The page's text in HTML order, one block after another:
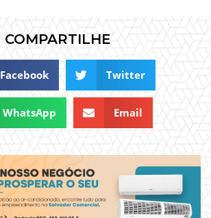
COMPARTILHE
Facebook Twitter
WhatsApp Email